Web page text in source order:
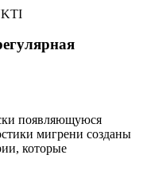
появляющуюся
мигрени созданы
которые